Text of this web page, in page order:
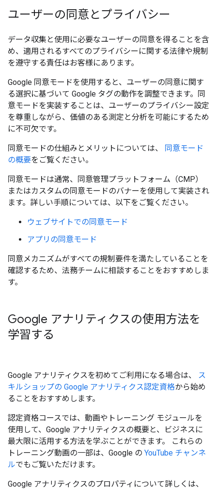
ユーザーの同意とプライバシー
データ収集と使用に必要なユーザーの同意を得ることを含
め、適用されるすべてのプライバシーに関する法律や規制
を遵守する責任はお客様にあります。
Google 同意モードを使用すると、ユーザーの同意に関す
る選択に基づいて Google タグの動作を調整できます。同
意モードを実装することは、ユーザーのプライバシー設定
を尊重しながら、価値のある測定と分析を可能にするため
に不可欠です。
同意モードの仕組みとメリットについては、
同意モード
の概要をご覧ください。
同意モードは通常、同意管理プラットフォーム（CMP）
またはカスタムの同意モードのバナーを使用して実装され
ます。詳しい手順については、以下をご覧ください。
ウェブサイトでの同意モード
アプリの同意モード
同意メカニズムがすべての規制要件を満たしていることを
確認するため、法務チームに相談することをおすすめしま
す。
Google アナリティクスの使用方法を
学習する
Google アナリティクスを初めてご利用になる場合は、 ス
キルショップの Google アナリティクス認定資格から始め
ることをおすすめします。
認定資格コースでは、動画やトレーニング モジュールを
使用して、Google アナリティクスの概要と、ビジネスに
最大限に活用する方法を学ぶことができます。 これらの
トレーニング動画の一部は、Google の YouTube チャンネ
ルでもご覧いただけます。
Google アナリティクスのプロパティについて詳しくは、